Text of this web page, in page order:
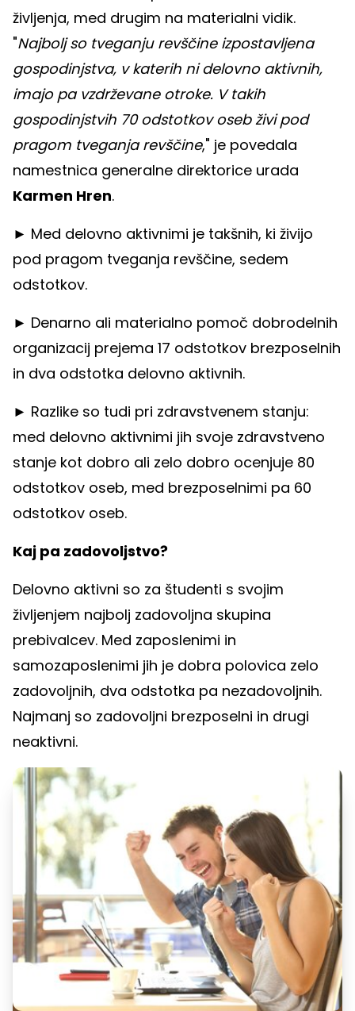
življenja, med drugim na materialni vidik.
"Najbolj so tveganju revščine izpostavljena
gospodinjstva, v katerih ni delovno aktivnih,
imajo pa vzdrževane otroke. V takih
gospodinjstvih 70 odstotkov oseb živi pod
pragom tveganja revščine," je povedala
namestnica generalne direktorice urada
Karmen Hren.
► Med delovno aktivnimi je takšnih, ki živijo
pod pragom tveganja revščine, sedem
odstotkov.
► Denarno ali materialno pomoč dobrodelnih
organizacij prejema 17 odstotkov brezposelnih
in dva odstotka delovno aktivnih.
► Razlike so tudi pri zdravstvenem stanju:
med delovno aktivnimi jih svoje zdravstveno
stanje kot dobro ali zelo dobro ocenjuje 80
odstotkov oseb, med brezposelnimi pa 60
odstotkov oseb.
Kaj pa zadovoljstvo?
Delovno aktivni so za študenti s svojim
življenjem najbolj zadovoljna skupina
prebivalcev. Med zaposlenimi in
samozaposlenimi jih je dobra polovica zelo
zadovoljnih, dva odstotka pa nezadovoljnih.
Najmanj so zadovoljni brezposelni in drugi
neaktivni.